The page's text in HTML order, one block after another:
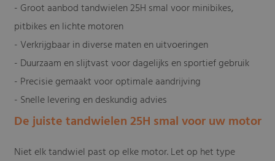
- Groot aanbod tandwielen 25H smal voor minibikes,
pitbikes en lichte motoren
- Verkrijgbaar in diverse maten en uitvoeringen
- Duurzaam en slijtvast voor dagelijks en sportief gebruik
- Precisie gemaakt voor optimale aandrijving
- Snelle levering en deskundig advies
De juiste tandwielen 25H smal voor uw motor
Niet elk tandwiel past op elke motor. Let op het type